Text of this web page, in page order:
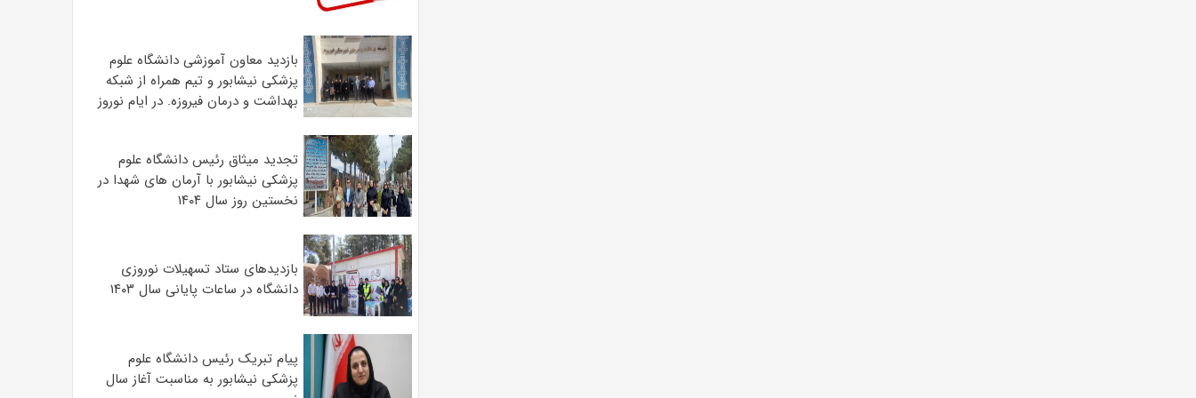
بازدید معاون آموزشی دانشگاه علوم
پزشکی نیشابور و تیم همراه از شبکه
بهداشت و درمان فیروزه. در ایام نوروز
تجدید میثاق رئیس دانشگاه علوم
پزشکی نیشابور با آرمان های شهدا در
نخستین روز سال ۱۴۰۴
بازدیدهای ستاد تسهیلات نوروزی
دانشگاه در ساعات پایانی سال ۱۴۰۳
پیام تبریک رئیس دانشگاه علوم
پزشکی نیشابور به مناسبت آغاز سال